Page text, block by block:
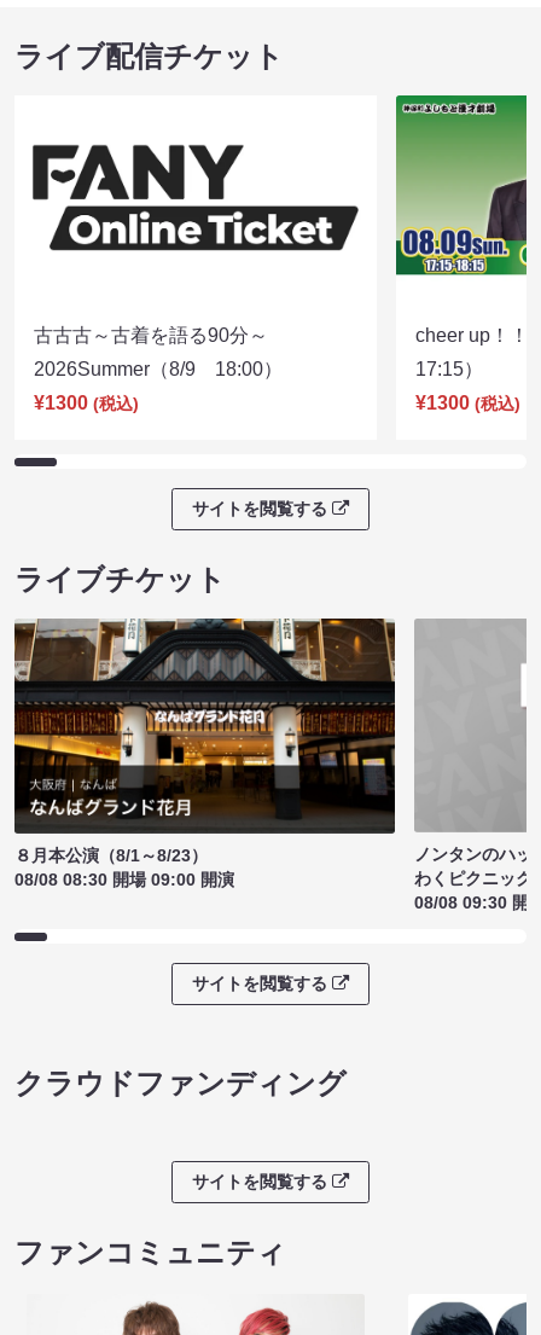
ライブ配信チケット
古古古～古着を語る90分～
2026Summer（8/9 18:00）
¥1300 (税込)
cheer up！
17:15）
¥1300 (税込)
サイトを閲覧する
ライブチケット
８月本公演（8/1～8/23）
08/08 08:30 開場 09:00 開演
ノンタンのハッ
わくピクニック
08/08 09:30 開
サイトを閲覧する
クラウドファンディング
サイトを閲覧する
ファンコミュニティ